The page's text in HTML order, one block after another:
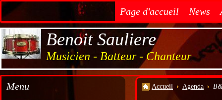
Page d'accueil News
Benoit Sauliere
Musicien - Batteur - Chanteur
Menu Accueil Agenda